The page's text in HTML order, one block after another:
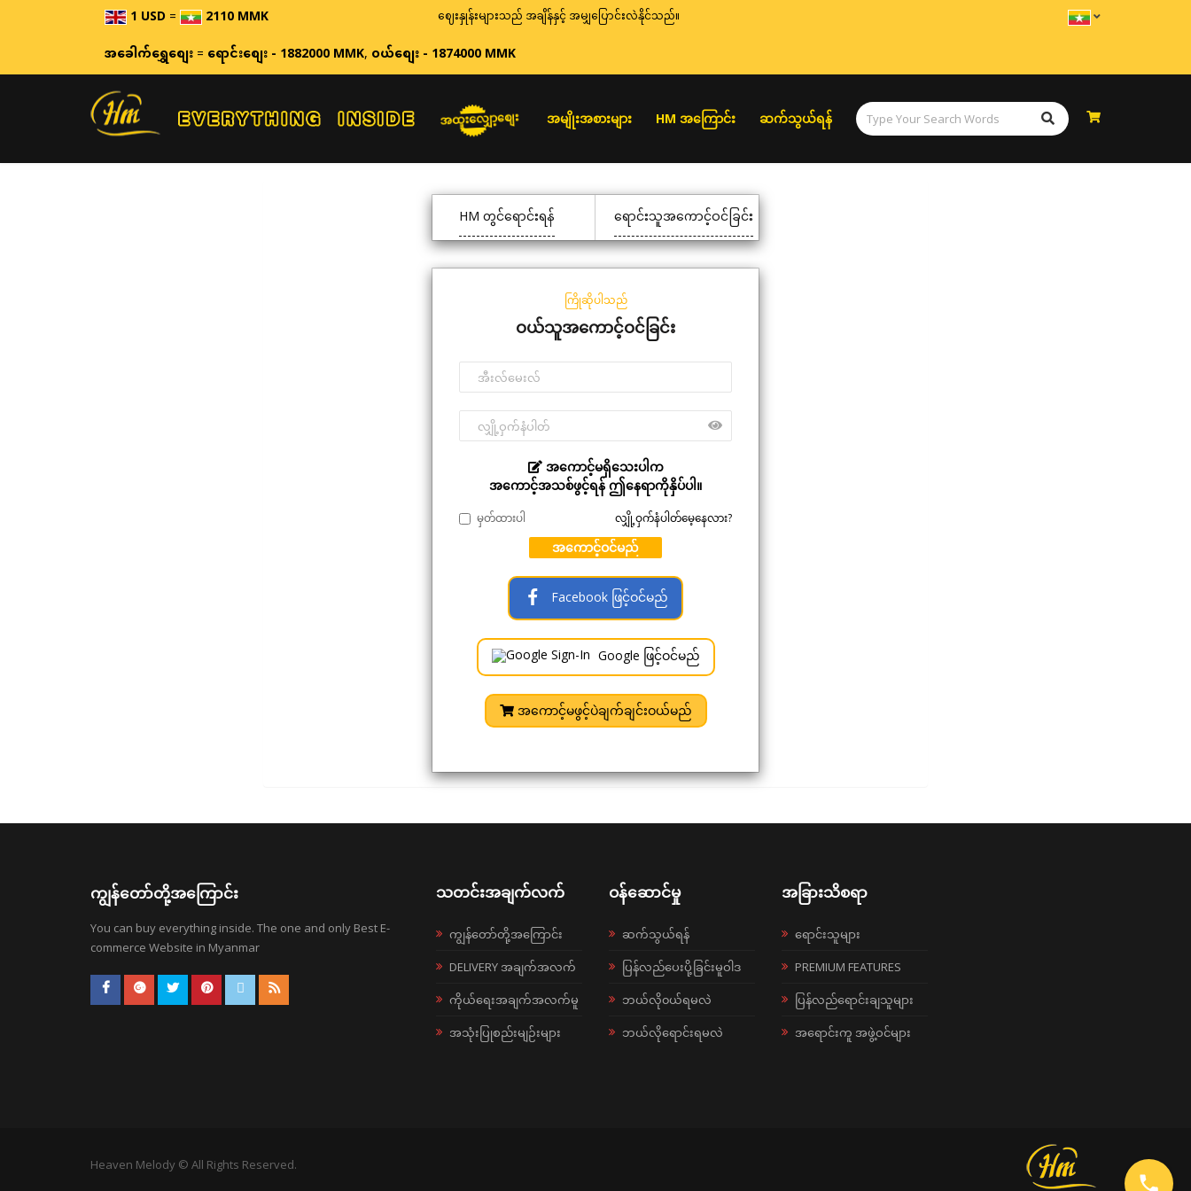
1 USD= 2110 MMK ဈေးနှုန်းများသည် အချိန်နှင့် အမျှပြောင်းလဲနိုင်သည်။
အခေါက်ရွှေစျေး=ရောင်းစျေး - 1882000 MMK,ဝယ်စျေး - 1874000 MMK
အထူးလျှော့စျေး အမျိုးအစားများ HM အကြောင်း ဆက်သွယ်ရန်
HM တွင်ရောင်းရန် ရောင်းသူအကောင့်ဝင်ခြင်း
ကြိုဆိုပါသည်
ဝယ်သူအကောင့်ဝင်ခြင်း
အကောင့်မရှိသေးပါက
အကောင့်အသစ်ဖွင့်ရန် ဤနေရာကိုနှိပ်ပါ။
မှတ်ထားပါ လျှို့ဝှက်နံပါတ်မေ့နေလား?
အကောင့်ဝင်မည်
Facebook ဖြင့်ဝင်မည်
Google ဖြင့်ဝင်မည်
အကောင့်မဖွင့်ပဲချက်ချင်းဝယ်မည်
ကျွန်တော်တို့အကြောင်း
You can buy everything inside. The one and only Best E-
commerce Website in Myanmar
သတင်းအချက်လက်
ကျွန်တော်တို့အကြောင်း
DELIVERY အချက်အလက်
ကိုယ်ရေးအချက်အလက်မူ
အသုံးပြုစည်းမျဉ်းများ
ဝန်ဆောင်မှု
ဆက်သွယ်ရန်
ပြန်လည်ပေးပို့ခြင်းမူဝါဒ
ဘယ်လို၀ယ်ရမလဲ
ဘယ်လိုရောင်းရမလဲ
အခြားသိစရာ
ရောင်းသူများ
PREMIUM FEATURES
ပြန်လည်ရောင်းချသူများ
အရောင်းကူ အဖွဲ့ဝင်များ
Heaven Melody © All Rights Reserved.